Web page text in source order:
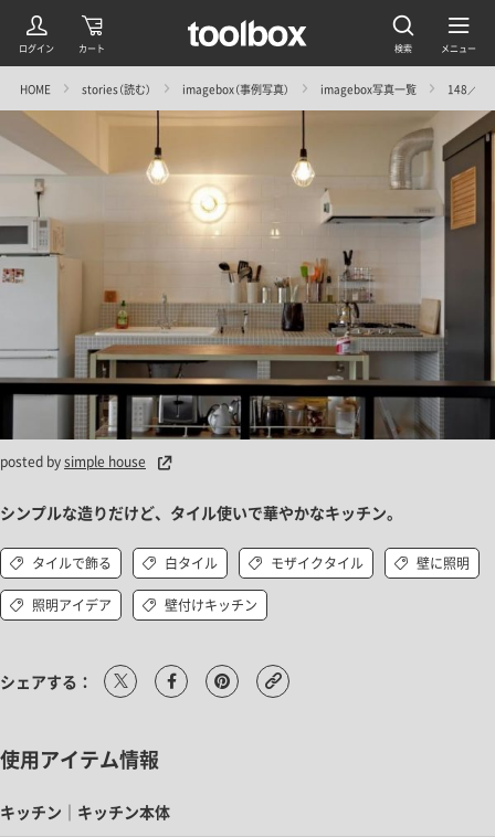
HOME stories（読む） imagebox（事例写真） imagebox写真一覧 148／シ
posted bysimple house
シンプルな造りだけど、タイル使いで華やかなキッチン。
タイルで飾る 白タイル モザイクタイル 壁に照明
照明アイデア 壁付けキッチン
シェアする：
使用アイテム情報
キッチン｜キッチン本体